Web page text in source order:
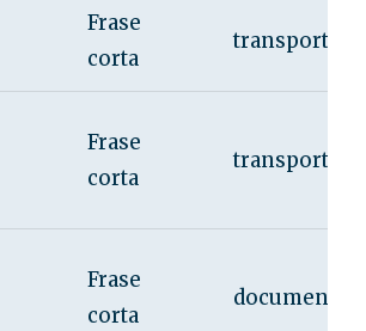
Frase
corta
transporte
Frase
corta
transporte
Frase
corta